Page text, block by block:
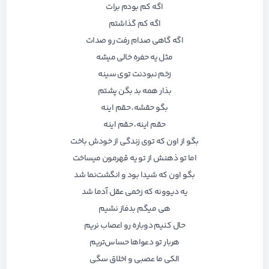
اگه کم بودم برات
اگه کم گذاشتم
اگه گاهی صدام رفت رو صدات
مثل یه حفره خالی میشه
زخم نبودنت توی سینه
بذار همه بد بگن پشتم
بگو حقشه، حقم اینه
حقم اینه، حقم اینه
بگو از اون که توی زندگی از خودش باخت
اما تو ذهنش از تو یه قهرمون میساخت
بگو اون که شیدا بود و انگشت‌نما شد
یه دیوونه که زخمی عقل آدما شد
هی میگم بدفاز نشیم
حال کنیم دوباره رو اعصاب نریم
هربار تو دعواها حساس‌تریم
الکی ما عصبی و اخلاق سگی